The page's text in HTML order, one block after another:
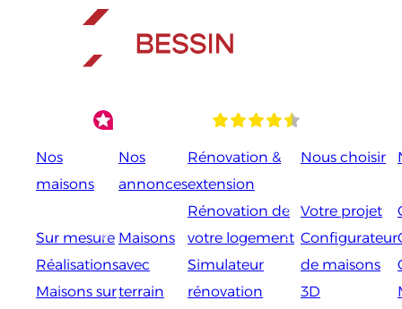
Nos
maisons
Sur mesure
Réalisations
Maisons sur
Nos
annonces
Maisons
avec
terrain
Rénovation &
extension
Rénovation de
votre logement
Simulateur
rénovation
Nous choisir
Votre projet
Configurateur
de maisons
3D